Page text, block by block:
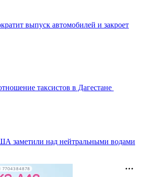
выпуск автомобилей и закроет
таксистов в Дагестане
заметили над нейтральными водами